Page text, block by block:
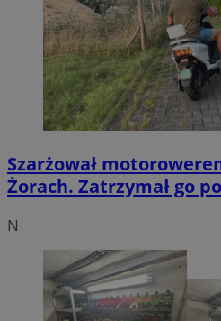
Szarżował
Żorach. Zatrzymał go
N